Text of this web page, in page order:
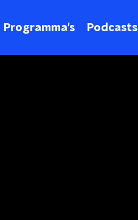
Programma's Podcasts